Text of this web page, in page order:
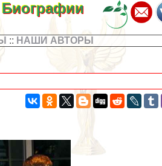
Биографии
:: НАШИ АВТОРЫ